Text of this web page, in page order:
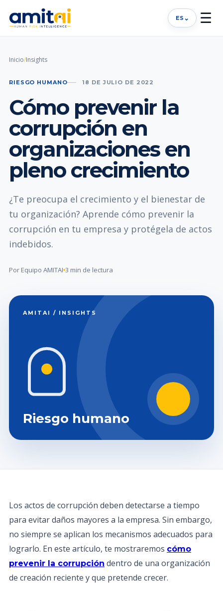
ES ⌄ ☰
Inicio/Insights
RIESGO HUMANO 18 DE JULIO DE 2022
Cómo prevenir la
corrupción en
organizaciones en
pleno crecimiento
¿Te preocupa el crecimiento y el bienestar de
tu organización? Aprende cómo prevenir la
corrupción en tu empresa y protégela de actos
indebidos.
Por Equipo AMITAI 3 min de lectura
AMITAI / INSIGHTS
Riesgo humano
Los actos de corrupción deben detectarse a tiempo
para evitar daños mayores a la empresa. Sin embargo,
no siempre se aplican los mecanismos adecuados para
lograrlo. En este artículo, te mostraremos cómo
prevenir la corrupción dentro de una organización
de creación reciente y que pretende crecer.